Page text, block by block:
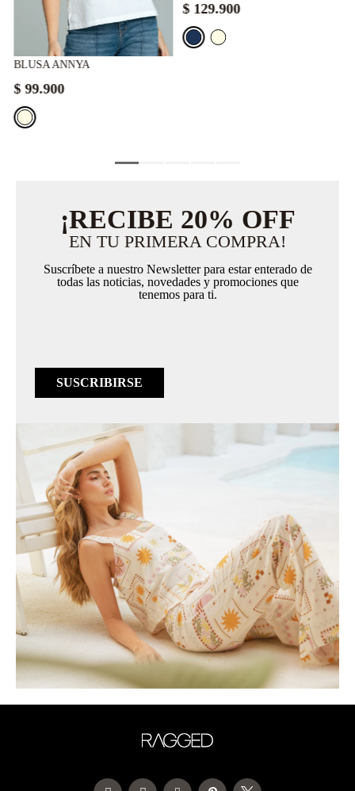
BLUSA ANNYA
$ 99.900
$ 129.900
¡RECIBE 20% OFF
EN TU PRIMERA COMPRA!
Suscríbete a nuestro Newsletter para estar enterado de
todas las noticias, novedades y promociones que
tenemos para ti.
SUSCRIBIRSE